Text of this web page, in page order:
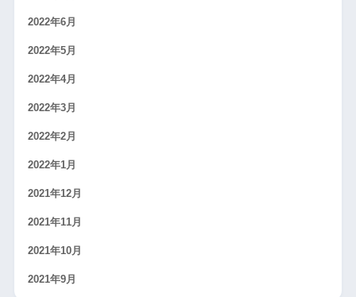
2022年6月
2022年5月
2022年4月
2022年3月
2022年2月
2022年1月
2021年12月
2021年11月
2021年10月
2021年9月